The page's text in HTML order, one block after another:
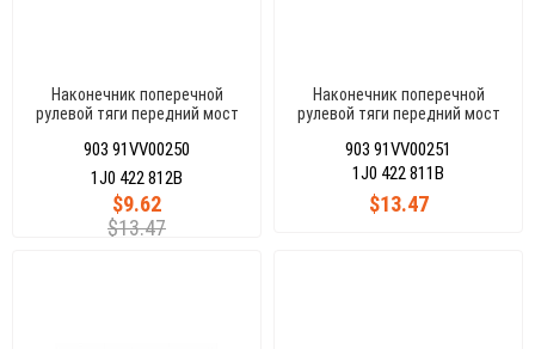
Наконечник поперечной
рулевой тяги передний мост
903 91VV00250
$9.62
$13.47
1J0 422 812B
Наконечник поперечной
рулевой тяги передний мост
903 91VV00251
$13.47
1J0 422 811B